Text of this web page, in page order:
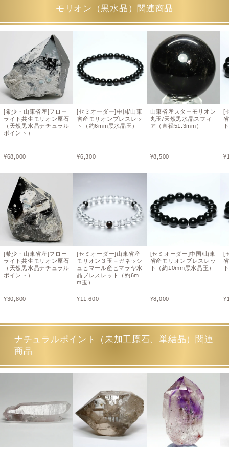
モリオン（黒水晶）関連商品
[希少・山東省産]フロー
ライト共生モリオン原石
（天然黒水晶ナチュラル
ポイント）
¥68,000
[希少・山東省産]フロー
ライト共生モリオン原石
（天然黒水晶ナチュラル
ポイント）
¥30,800
[セミオーダー]中国/山東
省産モリオンブレスレッ
ト（約6mm黒水晶玉）
¥6,300
[セミオーダー]山東省産
モリオン３玉＋ガネッシ
ュヒマール産ヒマラヤ水
晶ブレスレット（約6m
m玉）
¥11,600
山東省産スターモリオン
丸玉/天然黒水晶スフィ
ア（直径51.3mm）
¥8,500
[セミオーダー]中国/山東
省産モリオンブレスレッ
ト（約10mm黒水晶玉）
¥8,000
[
¥
[
¥
ナチュラルポイント（未加工原石、単結晶）関連
商品